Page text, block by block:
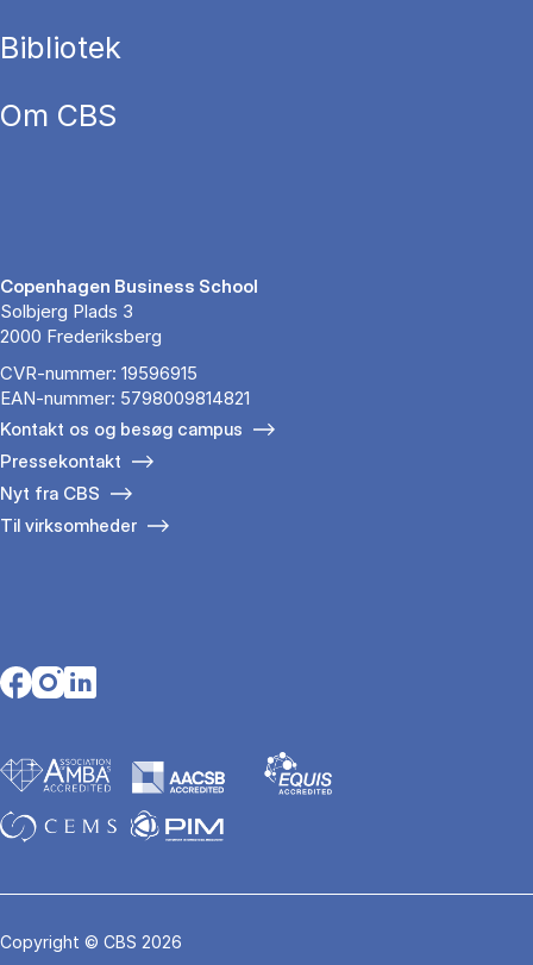
Bibliotek
Om CBS
Copenhagen Business School
Solbjerg Plads 3
2000 Frederiksberg
CVR-nummer: 19596915
EAN-nummer: 5798009814821
Kontakt os og besøg campus
Pressekontakt
Nyt fra CBS
Til virksomheder
Opens in a new tab
Opens in a new tab
Opens in a new tab
Copyright © CBS 2026